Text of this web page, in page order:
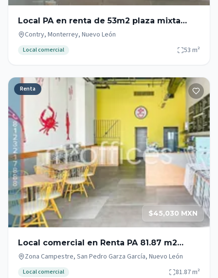
Local PA en renta de 53m2 plaza mixta
zona Garza Sada - Contry - Tec
Contry, Monterrey, Nuevo León
Local comercial 53 m²
Renta
$45,030 MXN
Local comercial en Renta PA 81.87 m2
Zona Campestre San Pedro Garza Garcia.
Zona Campestre, San Pedro Garza García, Nuevo León
Local comercial 81.87m²